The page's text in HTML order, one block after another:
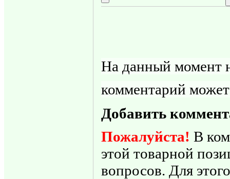
На данный момент
комментарий
Добавить
Пожалуйста! В
этой товарной
вопросов. Для